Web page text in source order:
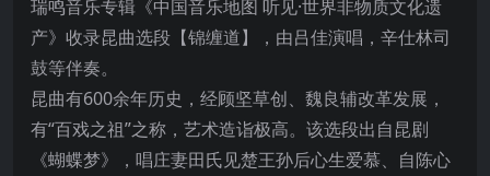
瑞鸣音乐专辑《中国音乐地图 听见·世界非物质文化遗
产》收录昆曲选段【锦缠道】，由吕佳演唱，辛仕林司
鼓等伴奏。
昆曲有600余年历史，经顾坚草创、魏良辅改革发展，
有“百戏之祖”之称，艺术造诣极高。该选段出自昆剧
《蝴蝶梦》，唱庄妻田氏见楚王孙后心生爱慕、自陈心